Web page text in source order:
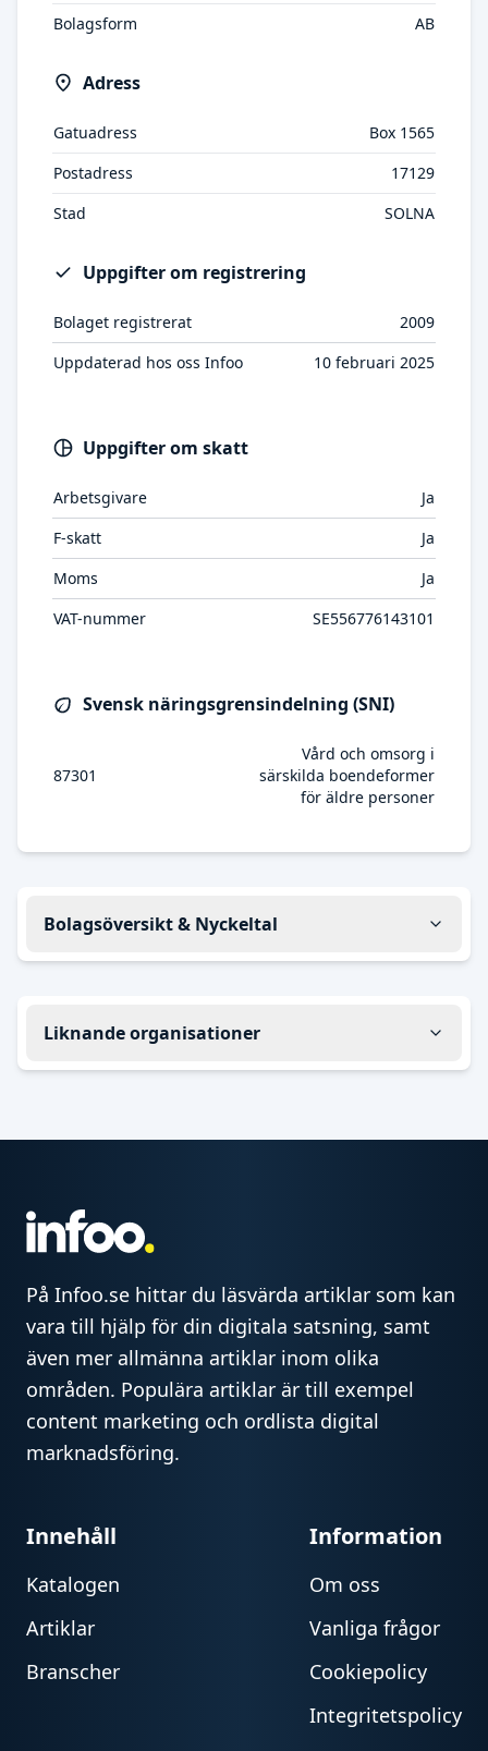
Bolagsform
AB
Adress
Gatuadress
Box 1565
Postadress
17129
Stad
SOLNA
Uppgifter om registrering
Bolaget registrerat
2009
Uppdaterad hos oss Infoo
10 februari 2025
Uppgifter om skatt
Arbetsgivare
Ja
F-skatt
Ja
Moms
Ja
VAT-nummer
SE556776143101
Svensk näringsgrensindelning (SNI)
87301
Vård och omsorg i
särskilda boendeformer
för äldre personer
Bolagsöversikt & Nyckeltal
Liknande organisationer
På Infoo.se hittar du läsvärda artiklar som kan
vara till hjälp för din digitala satsning, samt
även mer allmänna artiklar inom olika
områden. Populära artiklar är till exempel
content marketing och ordlista digital
marknadsföring.
Innehåll
Katalogen
Artiklar
Branscher
Information
Om oss
Vanliga frågor
Cookiepolicy
Integritetspolicy